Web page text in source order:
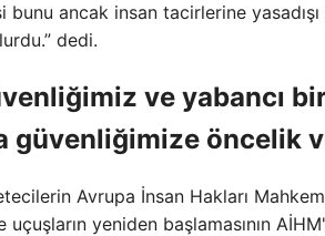
bunu ancak insan tacirlerine
dedi.
ve yabancı
güvenliğimize öncelik
Avrupa İnsan Hakları
uçuşların yeniden başlamasının